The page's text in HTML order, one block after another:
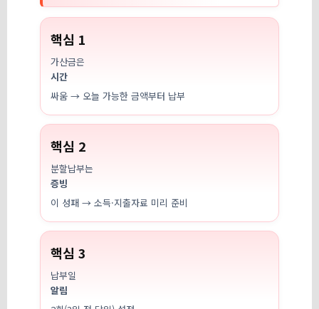
핵심 1
가산금은
시간
싸움 → 오늘 가능한 금액부터 납부
핵심 2
분할납부는
증빙
이 성패 → 소득·지출자료 미리 준비
핵심 3
납부일
알림